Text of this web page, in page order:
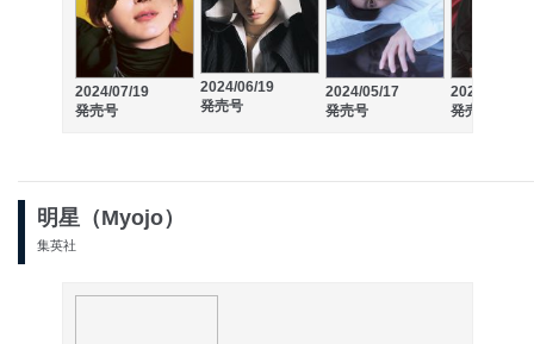
2024/07/19
発売号
2024/06/19
発売号
2024/05/17
発売号
2024/04/19
発売号
明星（Myojo）
集英社